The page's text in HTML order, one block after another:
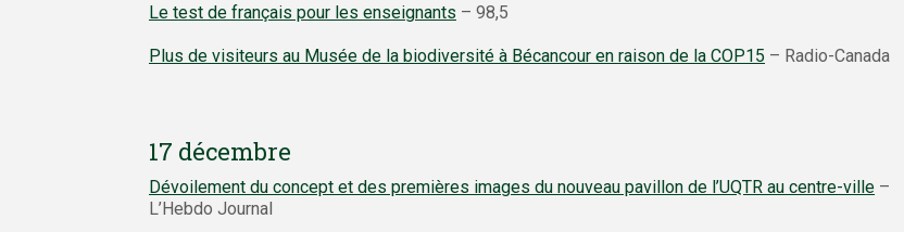
Le test de français pour les enseignants – 98,5
Plus de visiteurs au Musée de la biodiversité à Bécancour en raison de la COP15 – Radio-Canada
17 décembre
Dévoilement du concept et des premières images du nouveau pavillon de l’UQTR au centre-ville –
L’Hebdo Journal